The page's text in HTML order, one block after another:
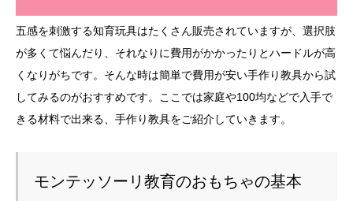
五感を刺激する知育玩具はたくさん販売されていますが、選択肢
が多くて悩んだり、それなりに費用がかかったりとハードルが高
くなりがちです。そんな時は簡単で費用が安い手作り教具から試
してみるのがおすすめです。ここでは家庭や100均などで入手で
きる材料で出来る、手作り教具をご紹介していきます。
モンテッソーリ教育のおもちゃの基本